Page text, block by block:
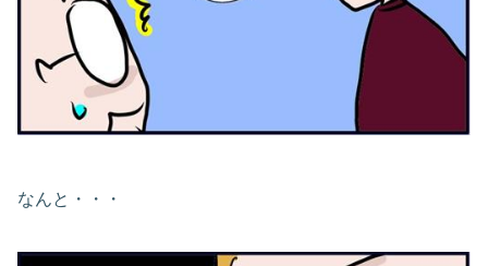
なんと・・・